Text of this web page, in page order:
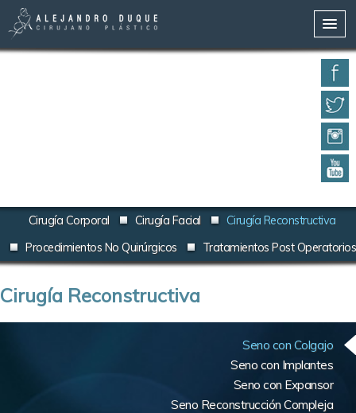
Cirugía Corporal Cirugía Facial
Cirugía Reconstructiva
Procedimientos No Quirúrgicos
Tratamientos Post Operatorios
Cirugía Reconstructiva
Seno con Colgajo
Seno con Implantes
Seno con Expansor
Seno Reconstrucción Compleja